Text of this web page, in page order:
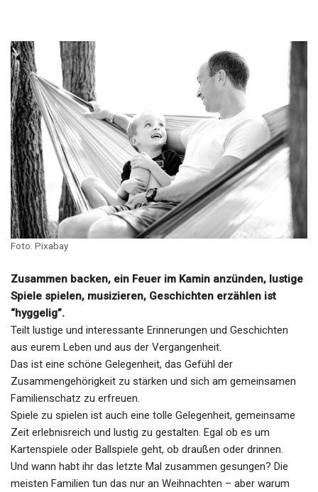
Foto. Pixabay
Zusammen backen, ein Feuer im Kamin anzünden, lustige
Spiele spielen, musizieren, Geschichten erzählen ist
“hyggelig”.
Teilt lustige und interessante Erinnerungen und Geschichten
aus eurem Leben und aus der Vergangenheit.
Das ist eine schöne Gelegenheit, das Gefühl der
Zusammengehörigkeit zu stärken und sich am gemeinsamen
Familienschatz zu erfreuen.
Spiele zu spielen ist auch eine tolle Gelegenheit, gemeinsame
Zeit erlebnisreich und lustig zu gestalten. Egal ob es um
Kartenspiele oder Ballspiele geht, ob draußen oder drinnen.
Und wann habt ihr das letzte Mal zusammen gesungen? Die
meisten Familien tun das nur an Weihnachten – aber warum